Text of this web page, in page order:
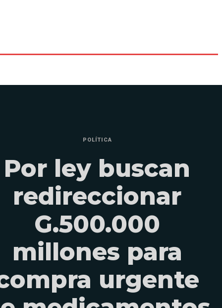
POLÍTICA
Por ley buscan
redireccionar
G.500.000
millones para
urgente